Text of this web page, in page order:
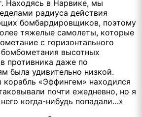
Находясь в Нарвике, мы
радиуса действия
бомбардировщиков, поэтому
тяжелые самолеты, которые
с горизонтального
высотных
противника даже по
была удивительно низкой.
корабль «Эффингем» находился
почти ежедневно, но я
когда-нибудь попадали…»